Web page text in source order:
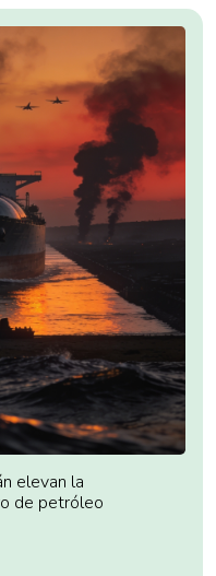
elevan la
de petróleo